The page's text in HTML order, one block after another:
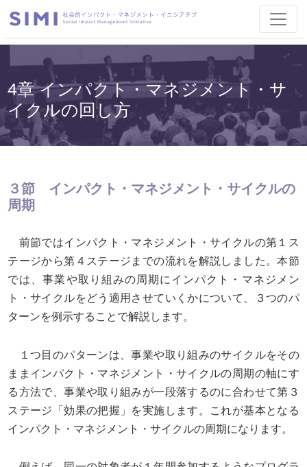
4章 インパクト・マネジメント・サ
イクルの回し方
３節 インパクト・マネジメント・サイクルの
周期
前節ではインパクト・マネジメント・サイクルの第１ス
テージから第４ステージまでの流れを解説しました。本節
では、事業や取り組みの周期にインパクト・マネジメン
ト・サイクルをどう適用させていくかについて、３つのパ
ターンを例示することで解説します。
１つ目のパターンは、事業や取り組みのサイクルをその
ままインパクト・マネジメント・サイクルの周期の軸にす
る方法で、事業や取り組みが一段落するのに合わせて第３
ステージ「効果の把握」を実施します。これが基本となる
インパクト・マネジメント・サイクルの周期になります。